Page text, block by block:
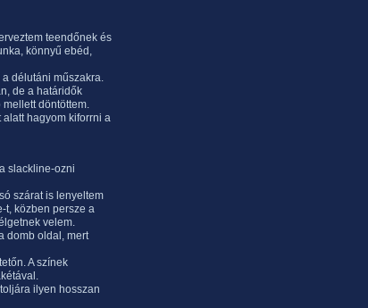
teendőnek és
könnyű ebéd,
délutáni műszakra.
de a határidők
döntöttem.
hagyom kiforrni a
slackline-ozni
szárat is lenyeltem
t, közben persze a
velem.
domb oldal, mert
A színek
ilyen hosszan